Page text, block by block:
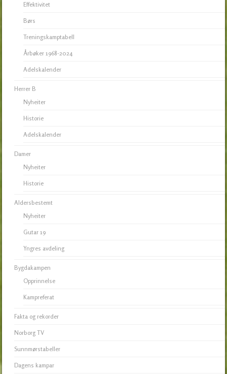
Effektivitet
Børs
Treningskamptabell
Årbøker 1968-2024
Adelskalender
Herrer B
Nyheiter
Historie
Adelskalender
Damer
Nyheiter
Historie
Aldersbestemt
Nyheiter
Gutar 19
Yngres avdeling
Bygdakampen
Opprinnelse
Kampreferat
Fakta og rekorder
Norborg TV
Sunnmørstabeller
Dagens kampar